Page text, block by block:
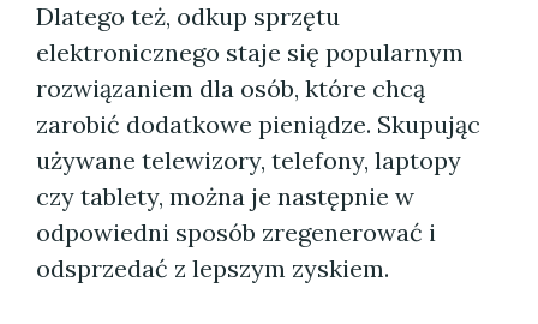
Dlatego też, odkup sprzętu
elektronicznego staje się popularnym
rozwiązaniem dla osób, które chcą
zarobić dodatkowe pieniądze. Skupując
używane telewizory, telefony, laptopy
czy tablety, można je następnie w
odpowiedni sposób zregenerować i
odsprzedać z lepszym zyskiem.